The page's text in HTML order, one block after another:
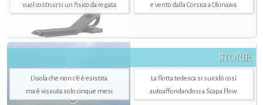
vuol costruirsi un fisico da regata
e vento dalla Corsica a Okinawa
STORIE
L’isola che non c'è è esistita
ma è vissuta solo cinque mesi
La flotta tedesca si suicidò così
autoaffondandosi a Scapa Flow